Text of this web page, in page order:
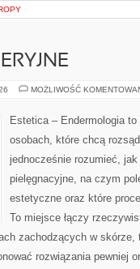
MOŻLIWOŚĆ
Estetica – Endermologia
osobach, które chcą
jednocześnie rozumieć, jak
pielęgnacyjne, na czym
estetyczne oraz które
To miejsce łączy
zachodzących w
rozwiązania pewniej